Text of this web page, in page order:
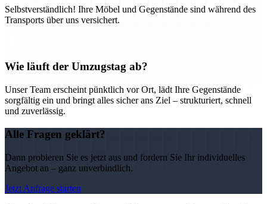
Selbstverständlich! Ihre Möbel und Gegenstände sind während des
Transports über uns versichert.
Wie läuft der Umzugstag ab?
Unser Team erscheint pünktlich vor Ort, lädt Ihre Gegenstände
sorgfältig ein und bringt alles sicher ans Ziel – strukturiert, schnell
und zuverlässig.
Alle Fragen geklärt?
Dann probieren Sie es jetzt aus und fordern Sie Ihr individuelles
Angebot an – ganz unverbindlich.
Jetzt Anfrage starten